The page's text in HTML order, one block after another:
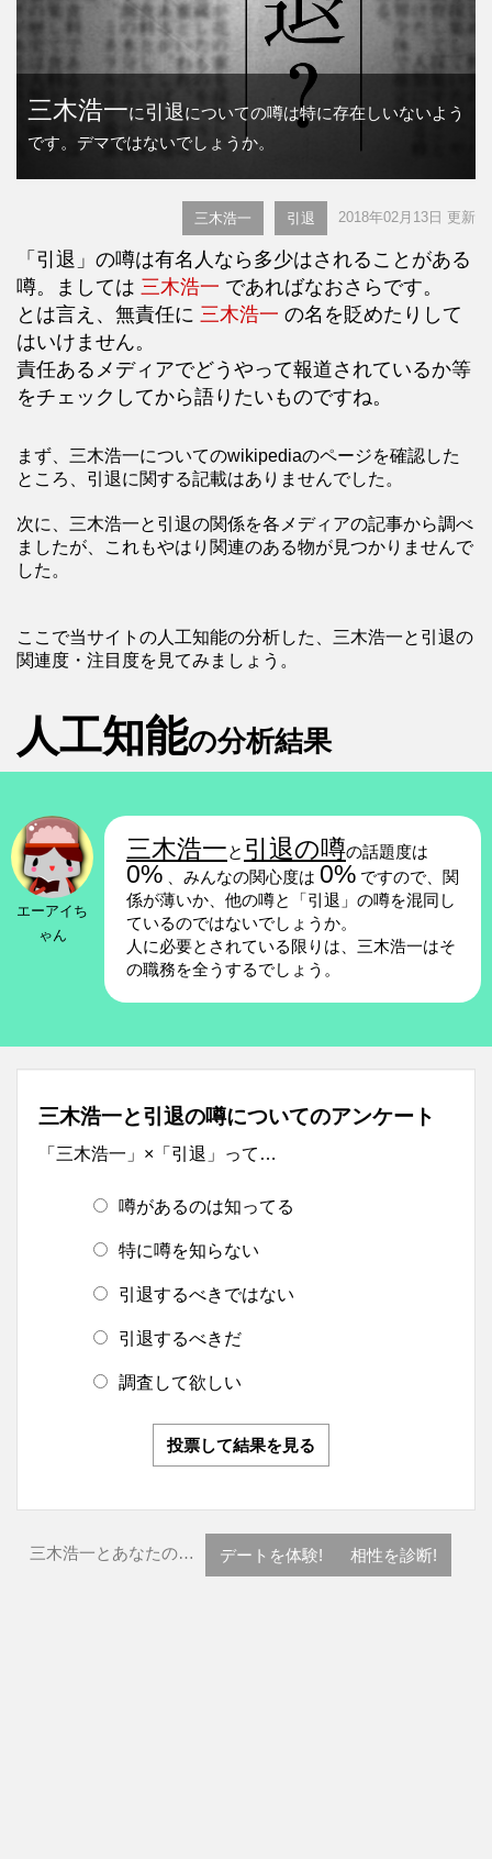
三木浩一に引退についての噂は特に存在しいないよう
です。デマではないでしょうか。
三木浩一 引退 2018年02月13日 更新
「引退」の噂は有名人なら多少はされることがある
噂。ましては 三木浩一 であればなおさらです。
とは言え、無責任に 三木浩一 の名を貶めたりして
はいけません。
責任あるメディアでどうやって報道されているか等
をチェックしてから語りたいものですね。
まず、三木浩一についてのwikipediaのページを確認した
ところ、引退に関する記載はありませんでした。
次に、三木浩一と引退の関係を各メディアの記事から調べ
ましたが、これもやはり関連のある物が見つかりませんで
した。
ここで当サイトの人工知能の分析した、三木浩一と引退の
関連度・注目度を見てみましょう。
人工知能の分析結果
エーアイち
ゃん
三木浩一と 引退の噂の話題度は
0% 、みんなの関心度は 0% ですので、関
係が薄いか、他の噂と「引退」の噂を混同し
ているのではないでしょうか。
人に必要とされている限りは、三木浩一はそ
の職務を全うするでしょう。
三木浩一と引退の噂についてのアンケート
「三木浩一」×「引退」って…
噂があるのは知ってる
特に噂を知らない
引退するべきではない
引退するべきだ
調査して欲しい
投票して結果を見る
三木浩一とあなたの… デートを体験! 相性を診断!